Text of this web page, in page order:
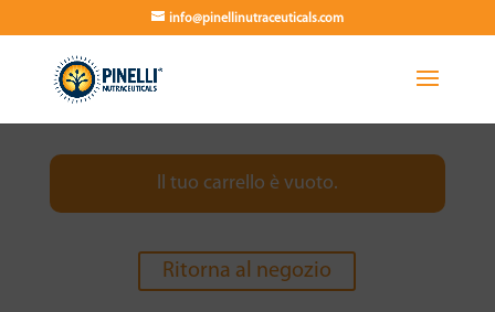
info@pinellinutraceuticals.com
Il tuo carrello è vuoto.
Ritorna al negozio